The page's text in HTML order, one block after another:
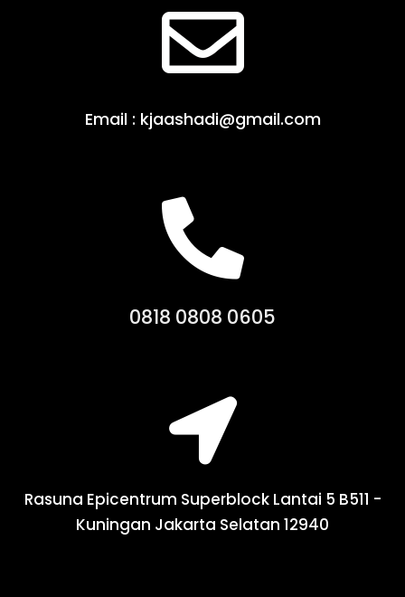
Email : kjaashadi@gmail.com
0818 0808 0605
Rasuna Epicentrum Superblock Lantai 5 B511 -
Kuningan Jakarta Selatan 12940